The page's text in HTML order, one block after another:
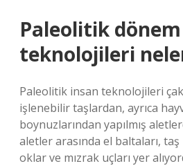
Paleolitik dönem
teknolojileri
Paleolitik insan teknolojileri
işlenebilir taşlardan, ayrıca
boynuzlarından yapılmış
aletler arasında el baltaları, taş
oklar ve mızrak uçları yer